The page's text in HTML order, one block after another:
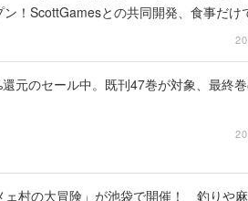
！ScottGamesとの共同開発、食事だけ
元のセール中。既刊47巻が対象、最終
ェ村の大冒険」が池袋で開催！ 釣りや